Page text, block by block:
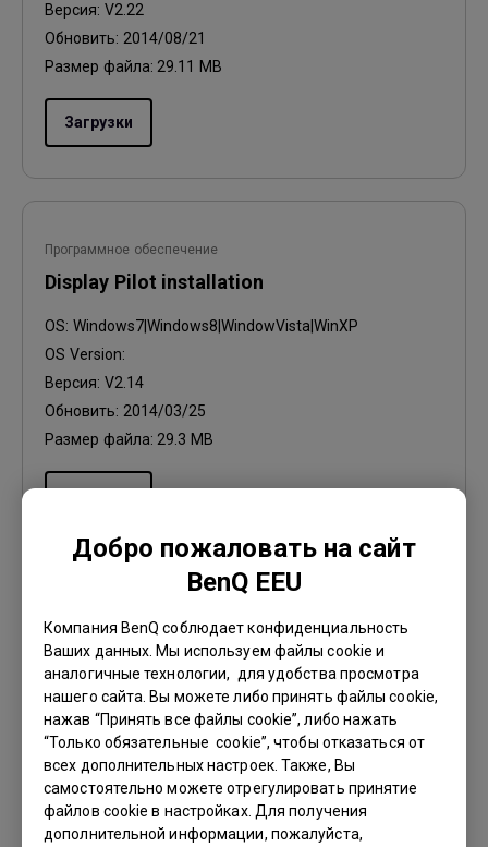
Добро пожаловать на сайт
BenQ EEU
Компания BenQ соблюдает конфиденциальность
Ваших данных. Мы используем файлы cookie и
аналогичные технологии, для удобства просмотра
нашего сайта. Вы можете либо принять файлы cookie,
нажав “Принять все файлы cookie”, либо нажать
“Только обязательные cookie”, чтобы отказаться от
всех дополнительных настроек. Также, Вы
самостоятельно можете отрегулировать принятие
файлов cookie в настройках. Для получения
дополнительной информации, пожалуйста,
Версия: V2.22
Обновить: 2014/08/21
Размер файла: 29.11 MB
Загрузки
Программное обеспечение
Display Pilot installation
OS: Windows7|Windows8|WindowVista|WinXP
OS Version:
Версия: V2.14
Обновить: 2014/03/25
Размер файла: 29.3 MB
Драйвер
WHQL driver
OS:Windows7|Windows8
OS Version:
Версия:MP
Обновить:2016/01/22
Размер файла:17.91 KB